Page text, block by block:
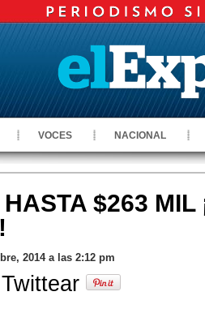
VOCES NACIONAL
$263 MIL
2014 a las 2:12 pm
Twittear